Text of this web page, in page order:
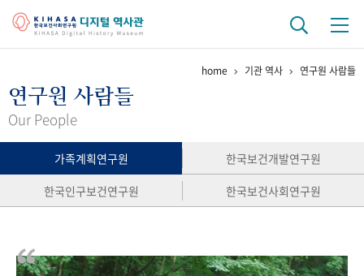
걸어온 길 기관 변천사
연구 역사
정책과 연구 키워드로 보는 연구 역사
연구자들
간행물 변천사
기록물 아카이브
home 기관 역사 연구원 사람들
연구원 사람들
Our People
가족계획연구원
한국보건개발연구원
한국인구보건연구원
한국보건사회연구원